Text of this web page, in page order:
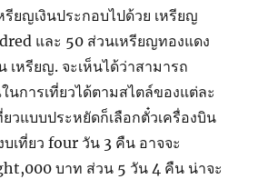
ยญเงินประกอบไปด้วย เหรียญ
และ 50 ส่วนเหรียญทองแดง
เหรียญ. จะเห็นได้ว่าสามารถ
การเที่ยวได้ตามสไตล์ของแต่ละ
วแบบประหยัดก็เลือกตั๋วเครื่องบิน
เที่ยว four วัน 3 คืน อาจจะ
บาท ส่วน 5 วัน 4 คืน น่าจะ